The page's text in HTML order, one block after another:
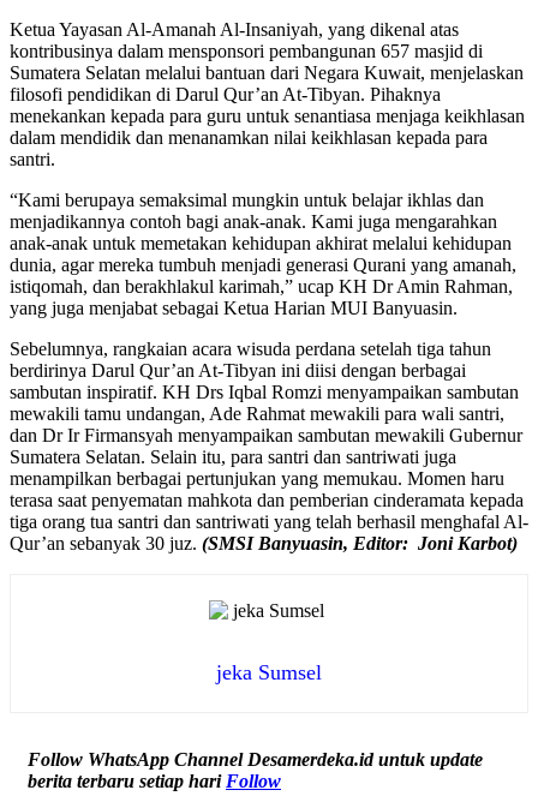
Ketua Yayasan Al-Amanah Al-Insaniyah, yang dikenal atas
kontribusinya dalam mensponsori pembangunan 657 masjid di
Sumatera Selatan melalui bantuan dari Negara Kuwait, menjelaskan
filosofi pendidikan di Darul Qur’an At-Tibyan. Pihaknya
menekankan kepada para guru untuk senantiasa menjaga keikhlasan
dalam mendidik dan menanamkan nilai keikhlasan kepada para
santri.
“Kami berupaya semaksimal mungkin untuk belajar ikhlas dan
menjadikannya contoh bagi anak-anak. Kami juga mengarahkan
anak-anak untuk memetakan kehidupan akhirat melalui kehidupan
dunia, agar mereka tumbuh menjadi generasi Qurani yang amanah,
istiqomah, dan berakhlakul karimah,” ucap KH Dr Amin Rahman,
yang juga menjabat sebagai Ketua Harian MUI Banyuasin.
Sebelumnya, rangkaian acara wisuda perdana setelah tiga tahun
berdirinya Darul Qur’an At-Tibyan ini diisi dengan berbagai
sambutan inspiratif. KH Drs Iqbal Romzi menyampaikan sambutan
mewakili tamu undangan, Ade Rahmat mewakili para wali santri,
dan Dr Ir Firmansyah menyampaikan sambutan mewakili Gubernur
Sumatera Selatan. Selain itu, para santri dan santriwati juga
menampilkan berbagai pertunjukan yang memukau. Momen haru
terasa saat penyematan mahkota dan pemberian cinderamata kepada
tiga orang tua santri dan santriwati yang telah berhasil menghafal Al-
Qur’an sebanyak 30 juz. (SMSI Banyuasin, Editor: Joni Karbot)
jeka Sumsel
Follow WhatsApp Channel Desamerdeka.id untuk update
berita terbaru setiap hari Follow